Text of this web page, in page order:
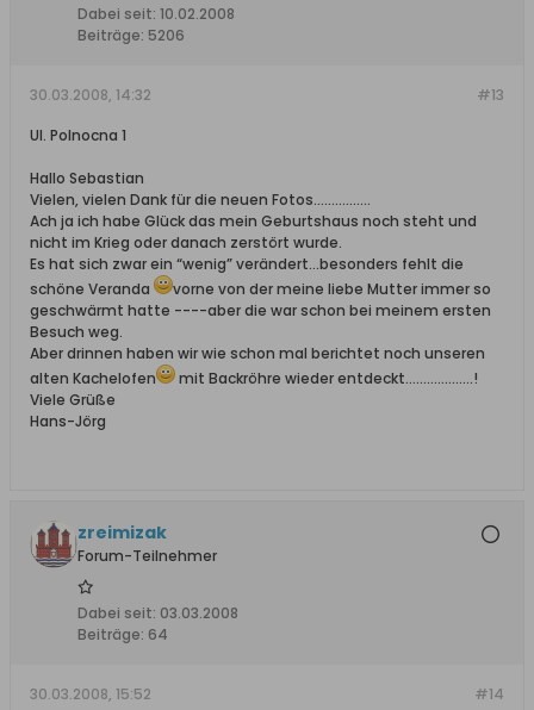
Dabei seit: 10.02.2008
Beiträge: 5206
#13
30.03.2008, 14:32
Ul. Polnocna 1
Hallo Sebastian
Vielen, vielen Dank für die neuen Fotos…………….
Ach ja ich habe Glück das mein Geburtshaus noch steht und
nicht im Krieg oder danach zerstört wurde.
Es hat sich zwar ein “wenig” verändert…besonders fehlt die
schöne Veranda
vorne von der meine liebe Mutter immer so
geschwärmt hatte ----aber die war schon bei meinem ersten
Besuch weg.
Aber drinnen haben wir wie schon mal berichtet noch unseren
alten Kachelofen
mit Backröhre wieder entdeckt……………….!
Viele Grüße
Hans-Jörg
zreimizak
Forum-Teilnehmer
Dabei seit: 03.03.2008
Beiträge: 64
#14
30.03.2008, 15:52